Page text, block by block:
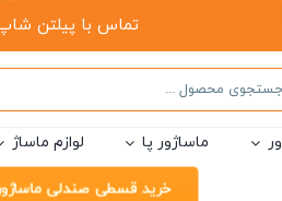
تماس با پیلتن شاپ 02193111030, 09304448548,
ماساژور پا لوازم ماساژ
خرید قسطی صندلی ماساژور